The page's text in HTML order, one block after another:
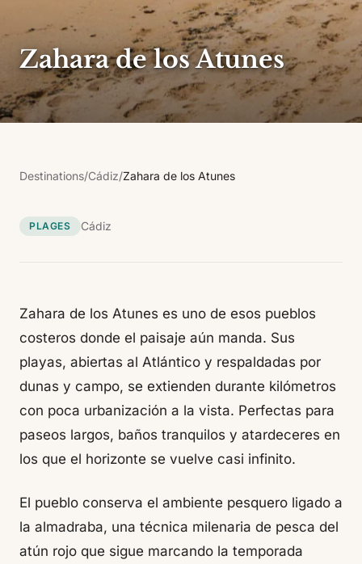
Zahara de los Atunes
Destinations/Cádiz/Zahara de los Atunes
PLAGES Cádiz
Zahara de los Atunes es uno de esos pueblos
costeros donde el paisaje aún manda. Sus
playas, abiertas al Atlántico y respaldadas por
dunas y campo, se extienden durante kilómetros
con poca urbanización a la vista. Perfectas para
paseos largos, baños tranquilos y atardeceres en
los que el horizonte se vuelve casi infinito.
El pueblo conserva el ambiente pesquero ligado a
la almadraba, una técnica milenaria de pesca del
atún rojo que sigue marcando la temporada